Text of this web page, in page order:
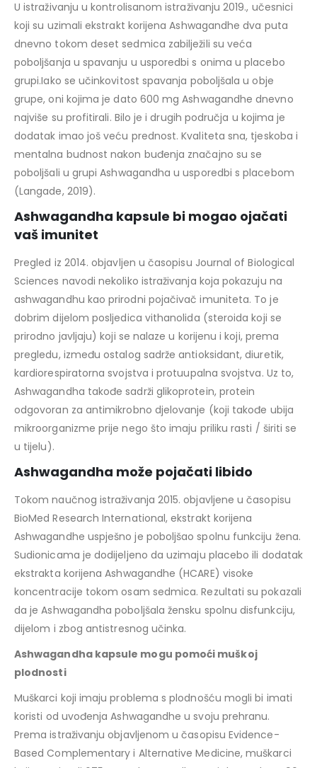
U istraživanju u kontrolisanom istraživanju 2019., učesnici
koji su uzimali ekstrakt korijena Ashwagandhe dva puta
dnevno tokom deset sedmica zabilježili su veća
poboljšanja u spavanju u usporedbi s onima u placebo
grupi.Iako se učinkovitost spavanja poboljšala u obje
grupe, oni kojima je dato 600 mg Ashwagandhe dnevno
najviše su profitirali. Bilo je i drugih područja u kojima je
dodatak imao još veću prednost. Kvaliteta sna, tjeskoba i
mentalna budnost nakon buđenja značajno su se
poboljšali u grupi Ashwagandha u usporedbi s placebom
(Langade, 2019).
Ashwagandha kapsule bi mogao ojačati
vaš imunitet
Pregled iz 2014. objavljen u časopisu Journal of Biological
Sciences navodi nekoliko istraživanja koja pokazuju na
ashwagandhu kao prirodni pojačivač imuniteta. To je
dobrim dijelom posljedica vithanolida (steroida koji se
prirodno javljaju) koji se nalaze u korijenu i koji, prema
pregledu, između ostalog sadrže antioksidant, diuretik,
kardiorespiratorna svojstva i protuupalna svojstva. Uz to,
Ashwagandha takođe sadrži glikoprotein, protein
odgovoran za antimikrobno djelovanje (koji takođe ubija
mikroorganizme prije nego što imaju priliku rasti / širiti se
u tijelu).
Ashwagandha može pojačati libido
Tokom naučnog istraživanja 2015. objavljene u časopisu
BioMed Research International, ekstrakt korijena
Ashwagandhe uspješno je poboljšao spolnu funkciju žena.
Sudionicama je dodijeljeno da uzimaju placebo ili dodatak
ekstrakta korijena Ashwagandhe (HCARE) visoke
koncentracije tokom osam sedmica. Rezultati su pokazali
da je Ashwagandha poboljšala žensku spolnu disfunkciju,
dijelom i zbog antistresnog učinka.
Ashwagandha kapsule mogu pomoći muškoj
plodnosti
Muškarci koji imaju problema s plodnošću mogli bi imati
koristi od uvođenja Ashwagandhe u svoju prehranu.
Prema istraživanju objavljenom u časopisu Evidence-
Based Complementary i Alternative Medicine, muškarci